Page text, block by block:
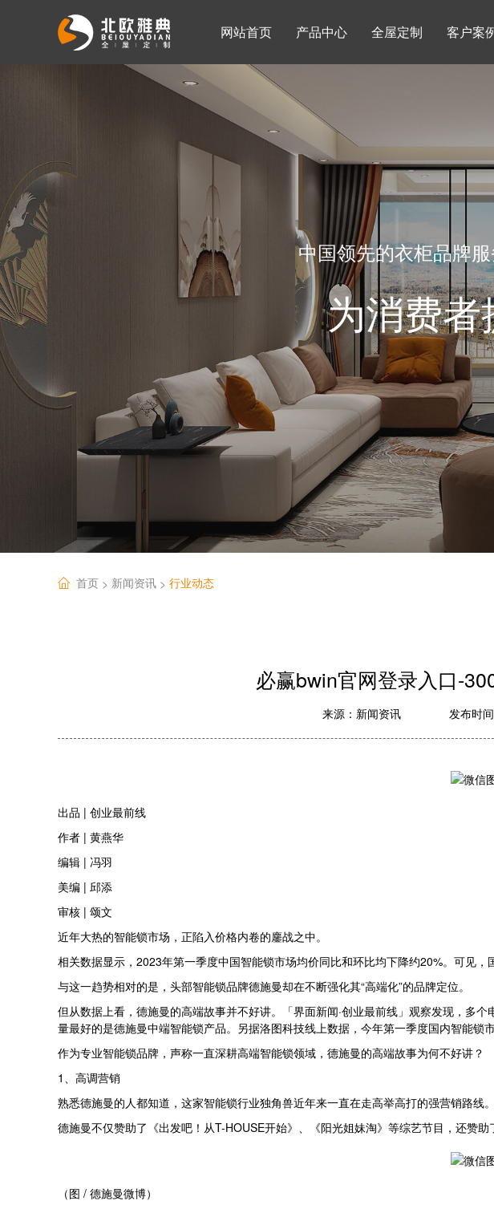
网站首页 产品中心 全屋定制 客户案
书柜系列
中国领先的衣柜品牌
为消费
首页 > 新闻资讯 > 行业动态
必赢bwin官网登录入口-
来源： 新闻资讯 发布时
出品 | 创业最前线
作者 | 黄燕华
编辑 | 冯羽
美编 | 邱添
审核 | 颂文
近年大热的智能锁市场，正陷入价格内卷的鏖战之中。
相关数据显示，2023年第一季度中国智能锁市场均价同比和环比均下降约20%。可见，
与这一趋势相对的是，头部智能锁品牌德施曼却在不断强化其“高端化”的品牌定位。
但从数据上看，德施曼的高端故事并不好讲。「界面新闻·创业最前线」观察发现，多
量最好的是德施曼中端智能锁产品。另据洛图科技线上数据，今年第一季度国内智能锁
作为专业智能锁品牌，声称一直深耕高端智能锁领域，德施曼的高端故事为何不好讲？
1、高调营销
熟悉德施曼的人都知道，这家智能锁行业独角兽近年来一直在走高举高打的强营销路线。
德施曼不仅赞助了《出发吧！从T-HOUSE开始》、《阳光姐妹淘》等综艺节目，还赞
（图 / 德施曼微博）